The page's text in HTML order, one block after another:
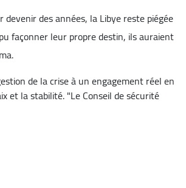
des années, la Libye reste piégée
façonner leur propre destin, ils auraient
de la crise à un engagement réel en
et la stabilité. "Le Conseil de sécurité